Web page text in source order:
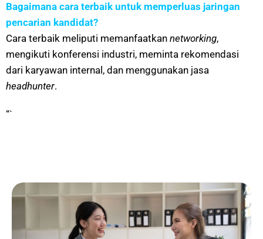
Bagaimana cara terbaik untuk memperluas jaringan
pencarian kandidat?
Cara terbaik meliputi memanfaatkan networking,
mengikuti konferensi industri, meminta rekomendasi
dari karyawan internal, dan menggunakan jasa
headhunter.
“`